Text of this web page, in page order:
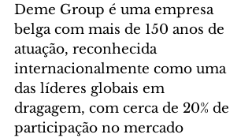
Deme Group é uma empresa
belga com mais de 150 anos de
atuação, reconhecida
internacionalmente como uma
das líderes globais em
dragagem, com cerca de 20% de
participação no mercado